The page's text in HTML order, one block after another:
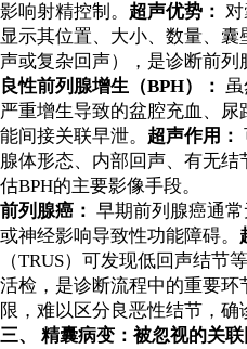
影响射精控制。 超声优势：
显示其位置、大小、数量、
声或复杂回声），是诊断前列
良性前列腺增生（BPH）： 虽
严重增生导致的盆腔充血、
能间接关联早泄。 超声作用：
腺体形态、内部回声、有无
估BPH的主要影像手段。
前列腺癌： 早期前列腺癌通
或神经影响导致性功能障碍。
（TRUS）可发现低回声结节
活检，是诊断流程中的重要
限，难以区分良恶性结节，确
三、 精囊病变：被忽视的关